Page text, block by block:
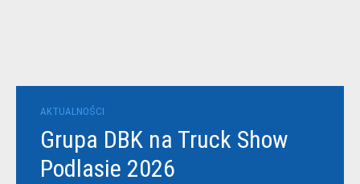
AKTUALNOŚCI
Grupa DBK na Truck Show
Podlasie 2026